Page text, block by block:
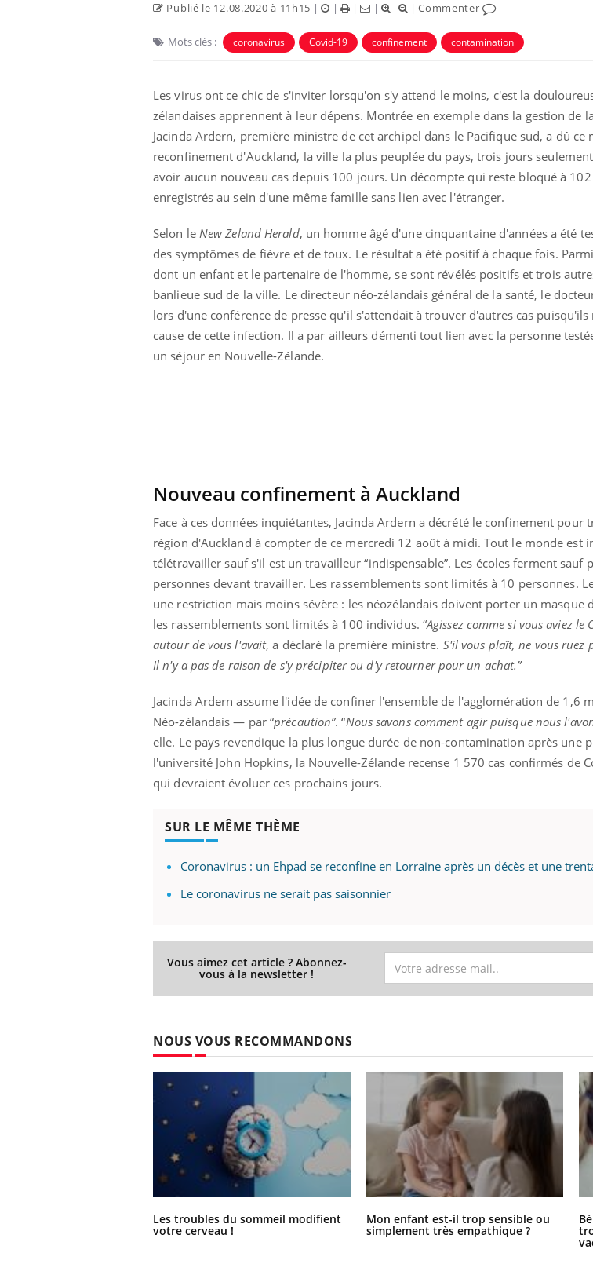
Publié le 12.08.2020 à 11h15 | | | | |Commenter
Mots clés : coronavirus Covid-19 confinement contamination
Les virus ont ce chic de s'inviter lorsqu'on s'y attend le moins, c'est la
zélandaises apprennent à leur dépens. Montrée en exemple dans la gestion de
Jacinda Ardern, première ministre de cet archipel dans le Pacifique sud, a dû ce
reconfinement d'Auckland, la ville la plus peuplée du pays, trois jours
avoir aucun nouveau cas depuis 100 jours. Un décompte qui reste bloqué à
enregistrés au sein d'une même famille sans lien avec l'étranger.
Selon le New Zeland Herald, un homme âgé d'une cinquantaine d'années a été
des symptômes de fièvre et de toux. Le résultat a été positif à chaque fois.
dont un enfant et le partenaire de l'homme, se sont révélés positifs et trois
banlieue sud de la ville. Le directeur néo-zélandais général de la santé, le
lors d'une conférence de presse qu'il s'attendait à trouver d'autres cas
cause de cette infection. Il a par ailleurs démenti tout lien avec la personne
un séjour en Nouvelle-Zélande.
Nouveau confinement à Auckland
Face à ces données inquiétantes, Jacinda Ardern a décrété le confinement pour
région d'Auckland à compter de ce mercredi 12 août à midi. Tout le monde est
télétravailler sauf s'il est un travailleur “indispensable”. Les écoles ferment sauf
personnes devant travailler. Les rassemblements sont limités à 10 personnes.
une restriction mais moins sévère : les néozélandais doivent porter un masque
les rassemblements sont limités à 100 individus. “Agissez comme si vous aviez
autour de vous l'avait, a déclaré la première ministre. S'il vous plaît, ne vous ruez
Il n'y a pas de raison de s'y précipiter ou d'y retourner pour un achat.”
Jacinda Ardern assume l'idée de confiner l'ensemble de l'agglomération de
Néo-zélandais — par “précaution”. “Nous savons comment agir puisque nous
elle. Le pays revendique la plus longue durée de non-contamination après une
l'université John Hopkins, la Nouvelle-Zélande recense 1 570 cas confirmés de
qui devraient évoluer ces prochains jours.
SUR LE MÊME THÈME
Coronavirus : un Ehpad se reconfine en Lorraine après un décès et une
Le coronavirus ne serait pas saisonnier
Vous aimez cet article ? Abonnez-
vous à la newsletter !
NOUS VOUS RECOMMANDONS
Les troubles du sommeil modifient
votre cerveau !
Mon enfant est-il trop sensible ou
simplement très empathique ?
Eczéma Chronique des Mains :
expliquer ma maladieYoutube
questions sur la maladie d'un proche c'est
Youtube
Carence en fer : comprendre pour
prévenirYoutube
carence en fer sont multiples ce qui la rend